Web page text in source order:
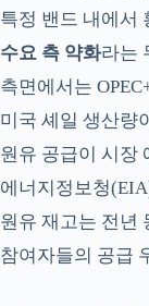
특정 밴드 내에서
수요 측 약화라는
측면에서는
미국 셰일 생산량
원유 공급이 시장
에너지정보청
원유 재고는 전년
참여자들의 공급